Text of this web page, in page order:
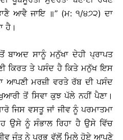
ਆਵੈ ਜਾਇ ॥’’ (ਮ: ੧/੪੭੨) ਦਾ
ਹੈ।
ਬਾਅਦ ਸਾਨੂੰ ਮਨੁੱਖਾ ਦੇਹੀ ਪ੍ਰਾਪਤ
ਕਿਰਤ ਤੇ ਪਸੰਦ ਹੈ ਕਿਤੇ ਮਨੁੱਖ ਇਸ
ਆਪਣੀ ਮਰਜ਼ੀ ਵਰਤੇ ਰੱਬ ਦੀ ਪਸੰਦ
ਤੋਂ ਸਿਵਾ ਕੁਝ ਪੱਲੇ ਨਹੀਂ ਪੈਣਾ।
ਜਿਸ ਵਸਤੂ ਜਾਂ ਜੀਵ ਨੂੰ ਪਰਮਾਤਮਾ
ਉਸੇ ਨੂੰ ਸੰਭਾਲ ਰਿਹਾ ਹੈ ਉਸੇ ਵਿੱਚ
ਜੰਤੂ ਨੇ ਪ੍ਰਭੂ ਵੱਲੋਂ ਮਿਲੇ ਹੋਏ ਆਪਣੇ